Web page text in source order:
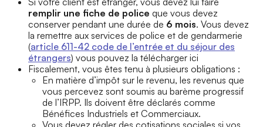
remplir une fiche de police que vous devez
conserver pendant une durée de 6 mois. Vous devez
la remettre aux services de police et de gendarmerie
(article 611-42 code de l’entrée et du séjour des
étrangers) vous pouvez la télécharger ici
Fiscalement, vous êtes tenu à plusieurs obligations :
En matière d’impôt sur le revenu, les revenus que
vous percevez sont soumis au barème progressif
de l’IRPP. Ils doivent être déclarés comme
Bénéfices Industriels et Commerciaux.
Vous devez régler des cotisations sociales si vos